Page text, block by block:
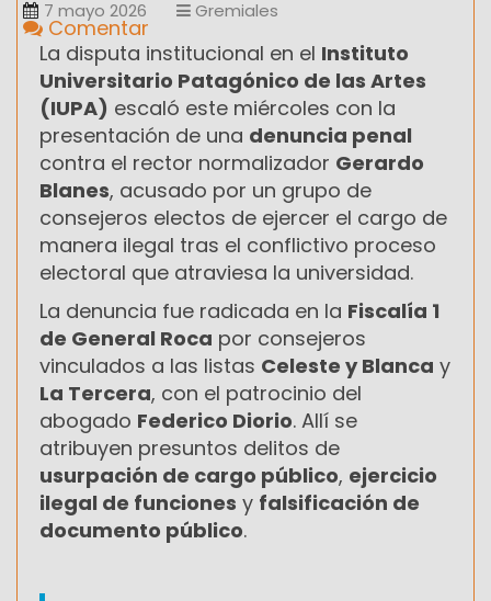
7 mayo 2026 Gremiales
Comentar
La disputa institucional en el Instituto
Universitario Patagónico de las Artes
(IUPA) escaló este miércoles con la
presentación de una denuncia penal
contra el rector normalizador Gerardo
Blanes, acusado por un grupo de
consejeros electos de ejercer el cargo de
manera ilegal tras el conflictivo proceso
electoral que atraviesa la universidad.
La denuncia fue radicada en la Fiscalía 1
de General Roca por consejeros
vinculados a las listas Celeste y Blanca y
La Tercera, con el patrocinio del
abogado Federico Diorio. Allí se
atribuyen presuntos delitos de
usurpación de cargo público, ejercicio
ilegal de funciones y falsificación de
documento público.